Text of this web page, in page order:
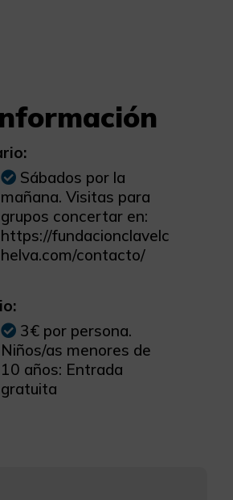
Sábados por la
mañana. Visitas para
grupos concertar en:
https://fundacionclavelc
helva.com/contacto/
3€ por persona.
Niños/as menores de
10 años: Entrada
gratuita